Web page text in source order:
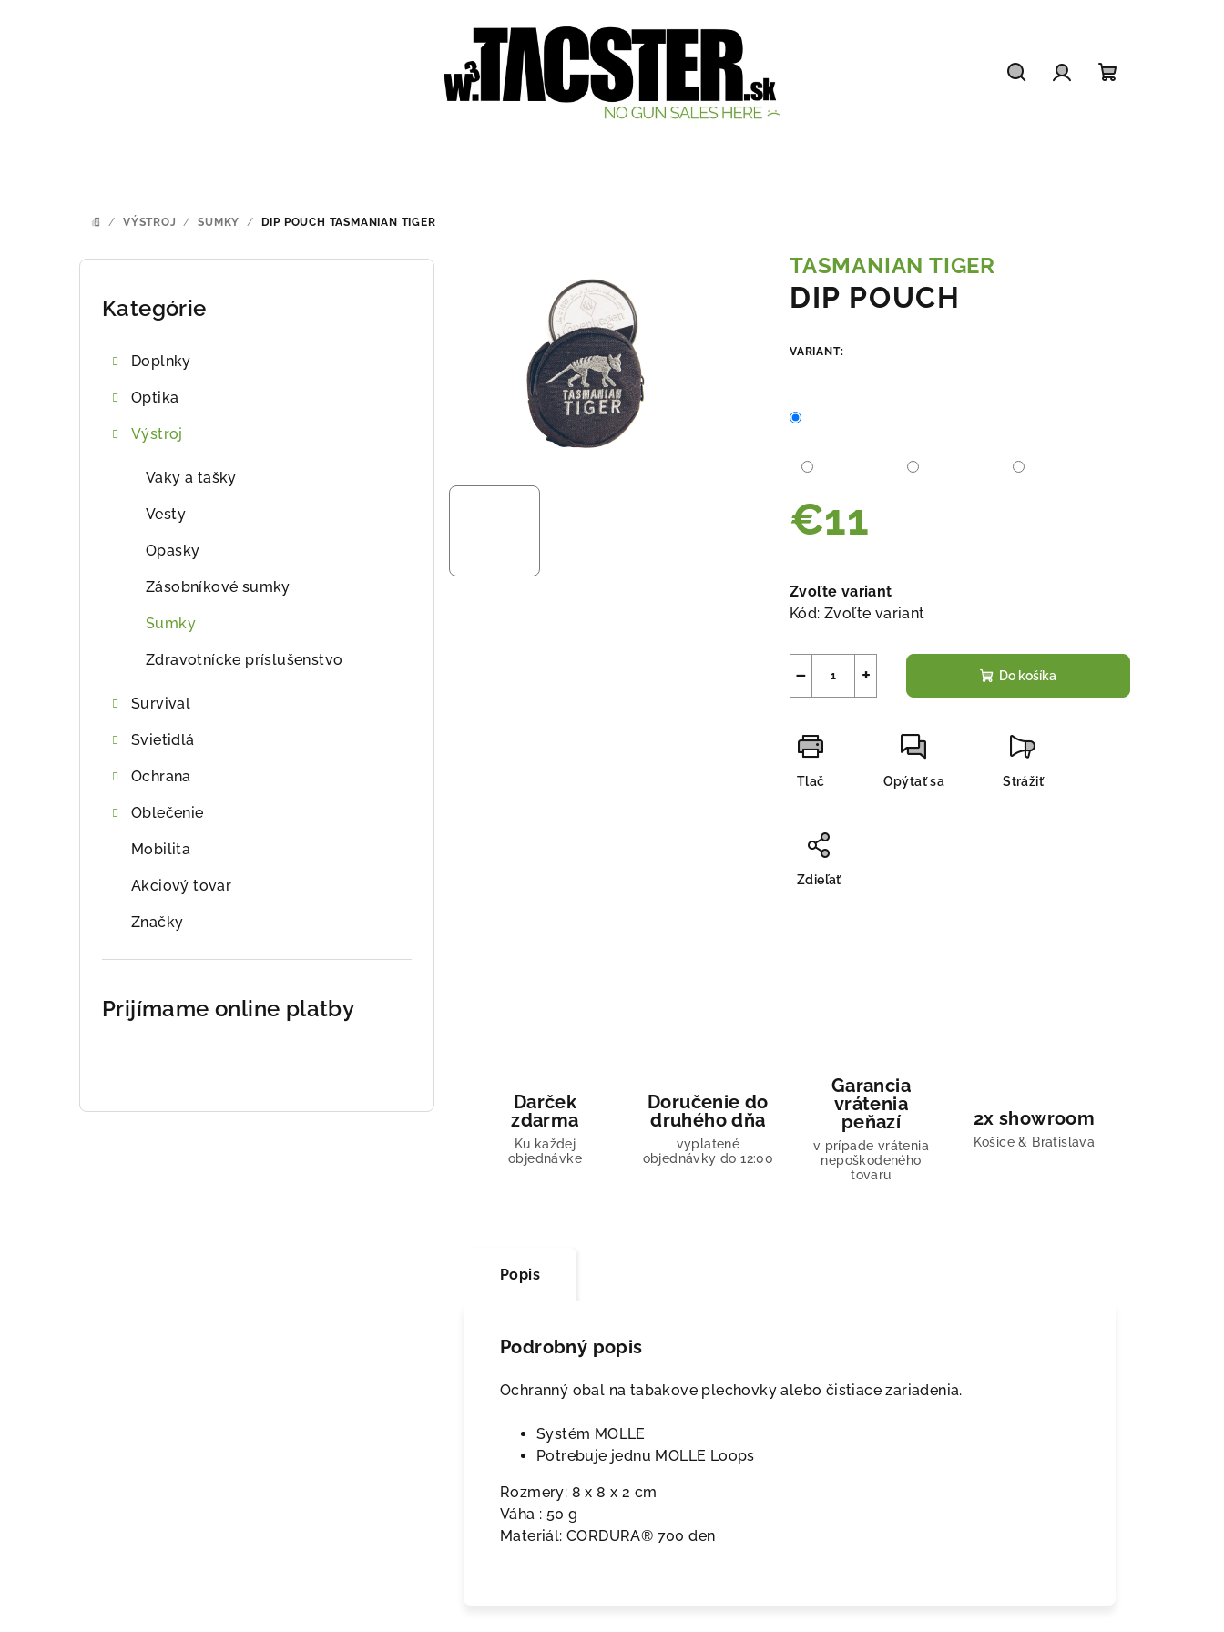
DOMOV
/ VÝSTROJ / SUMKY / DIP POUCH TASMANIAN TIGER
B
Preskočiť
Kategórie
Doplnky
Optika
Výstroj
Vaky a tašky
Vesty
Opasky
Zásobníkové sumky
Sumky
Zdravotnícke príslušenstvo
Survival
Svietidlá
Ochrana
Oblečenie
Mobilita
Akciový tovar
Značky
Prijímame online platby
TASMANIAN TIGER
DIP POUCH
VARIANT:
€11
cena:
Zvoľte variant
Kód: Zvoľte variant
+
− Do košíka
Tlač Opýtať sa Strážiť
Zdieľať
Darček
zdarma
Ku každej
objednávke
Doručenie do
druhého dňa
vyplatené
objednávky do 12:00
Garancia
vrátenia
peňazí
v prípade vrátenia
nepoškodeného
tovaru
2x showroom
Košice & Bratislava
Popis
Podrobný popis
Ochranný obal na tabakove plechovky alebo čistiace zariadenia.
Systém MOLLE
Potrebuje jednu MOLLE Loops
Rozmery: 8 x 8 x 2 cm
Váha : 50 g
Materiál: CORDURA® 700 den